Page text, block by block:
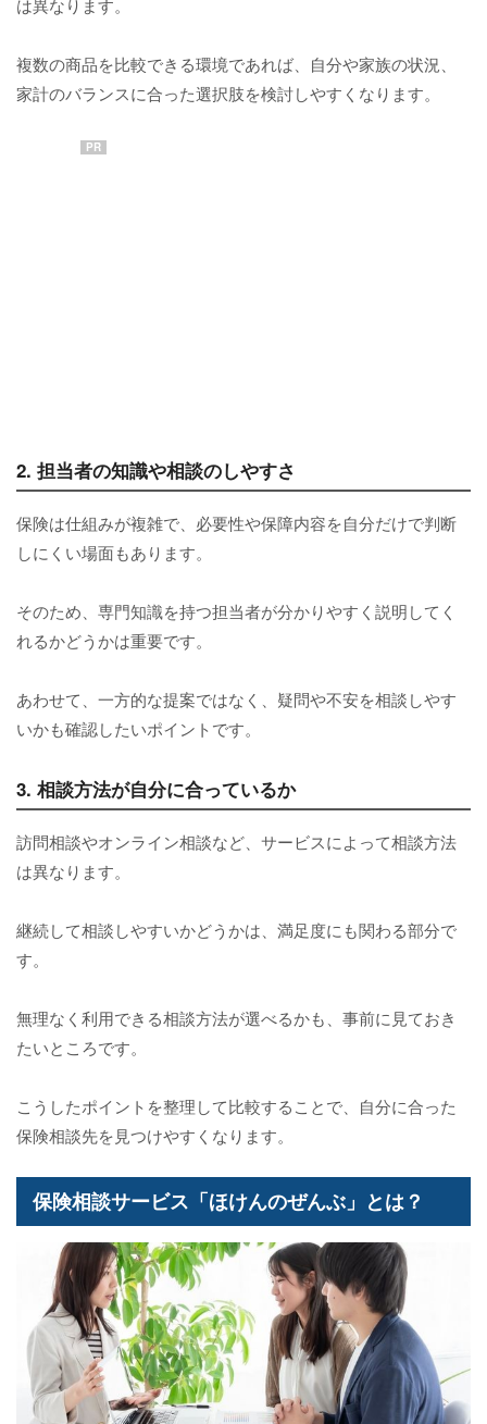
は異なります。
複数の商品を比較できる環境であれば、自分や家族の状況、
家計のバランスに合った選択肢を検討しやすくなります。
PR
2. 担当者の知識や相談のしやすさ
保険は仕組みが複雑で、必要性や保障内容を自分だけで判断
しにくい場面もあります。
そのため、専門知識を持つ担当者が分かりやすく説明してく
れるかどうかは重要です。
あわせて、一方的な提案ではなく、疑問や不安を相談しやす
いかも確認したいポイントです。
3. 相談方法が自分に合っているか
訪問相談やオンライン相談など、サービスによって相談方法
は異なります。
継続して相談しやすいかどうかは、満足度にも関わる部分で
す。
無理なく利用できる相談方法が選べるかも、事前に見ておき
たいところです。
こうしたポイントを整理して比較することで、自分に合った
保険相談先を見つけやすくなります。
保険相談サービス「ほけんのぜんぶ」とは？